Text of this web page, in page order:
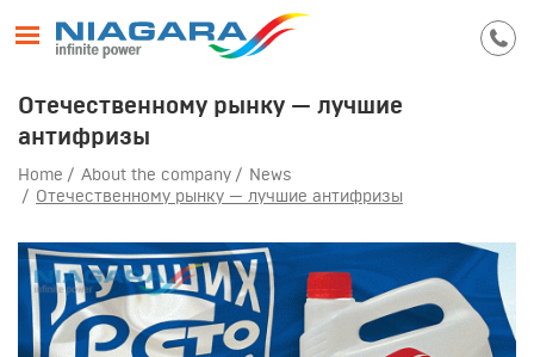
Отечественному рынку — лучшие
антифризы
Home About the company
News
Отечественному рынку — лучшие антифризы